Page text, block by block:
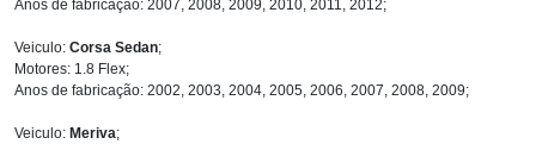
Anos de fabricação: 2007, 2008, 2009, 2010, 2011, 2012;
Veiculo: Corsa Sedan;
Motores: 1.8 Flex;
Anos de fabricação: 2002, 2003, 2004, 2005, 2006, 2007, 2008, 2009;
Veiculo: Meriva;